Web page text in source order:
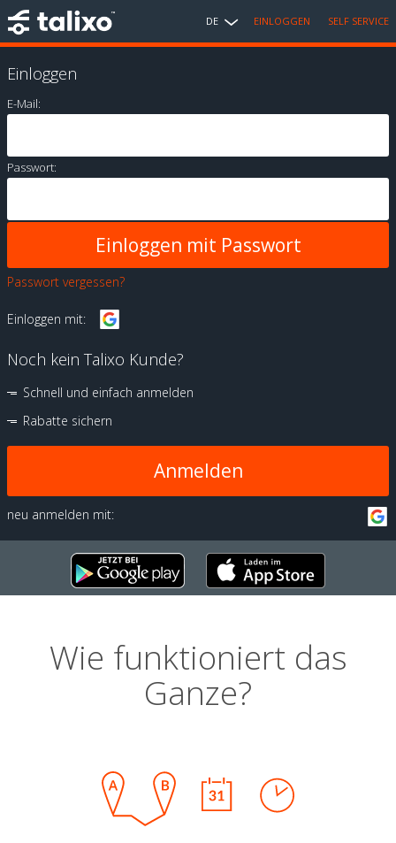
DE EINLOGGEN SELF SERVICE
Einloggen
E-Mail:
Passwort:
Passwort vergessen?
Einloggen mit:
Noch kein Talixo Kunde?
Schnell und einfach anmelden
Rabatte sichern
Anmelden
neu anmelden mit:
Wie funktioniert das
Ganze?